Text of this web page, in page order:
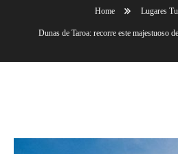
Home Lugares
Dunas de Taroa: recorre este majestuoso